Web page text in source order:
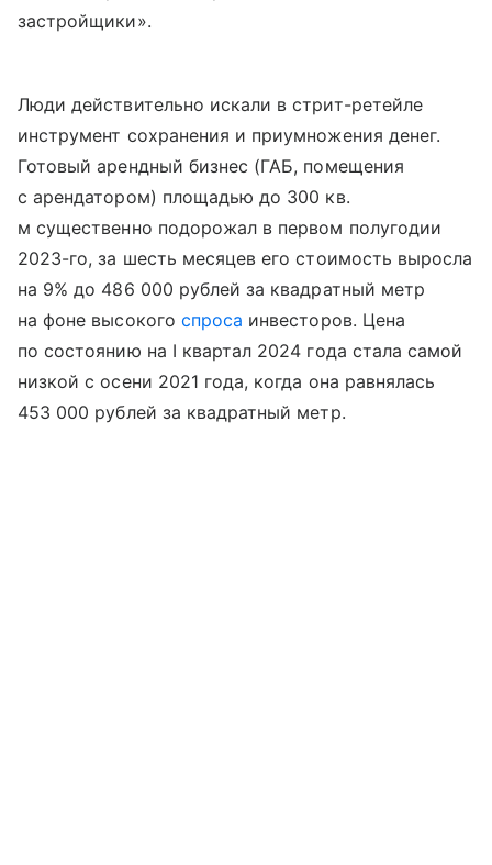
застройщики».
Люди действительно искали в стрит-ретейле
инструмент сохранения и приумножения денег.
Готовый арендный бизнес (ГАБ, помещения
с арендатором) площадью до 300 кв.
м существенно подорожал в первом полугодии
2023-го, за шесть месяцев его стоимость выросла
на 9% до 486 000 рублей за квадратный метр
на фоне высокого спроса инвесторов. Цена
по состоянию на I квартал 2024 года стала самой
низкой с осени 2021 года, когда она равнялась
453 000 рублей за квадратный метр.